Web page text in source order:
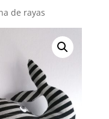
de rayas